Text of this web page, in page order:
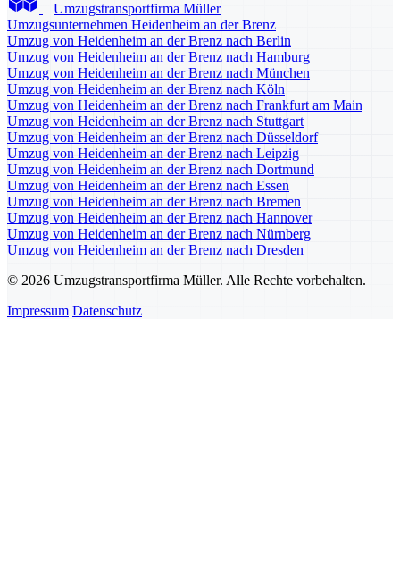
Umzugstransportfirma Müller
Umzugsunternehmen Heidenheim an der Brenz
Umzug von Heidenheim an der Brenz nach Berlin
Umzug von Heidenheim an der Brenz nach Hamburg
Umzug von Heidenheim an der Brenz nach München
Umzug von Heidenheim an der Brenz nach Köln
Umzug von Heidenheim an der Brenz nach Frankfurt am Main
Umzug von Heidenheim an der Brenz nach Stuttgart
Umzug von Heidenheim an der Brenz nach Düsseldorf
Umzug von Heidenheim an der Brenz nach Leipzig
Umzug von Heidenheim an der Brenz nach Dortmund
Umzug von Heidenheim an der Brenz nach Essen
Umzug von Heidenheim an der Brenz nach Bremen
Umzug von Heidenheim an der Brenz nach Hannover
Umzug von Heidenheim an der Brenz nach Nürnberg
Umzug von Heidenheim an der Brenz nach Dresden
© 2026 Umzugstransportfirma Müller. Alle Rechte vorbehalten.
Impressum Datenschutz